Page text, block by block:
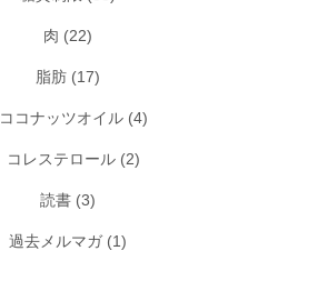
肉 (22)
脂肪 (17)
ココナッツオイル (4)
コレステロール (2)
読書 (3)
過去メルマガ(1)